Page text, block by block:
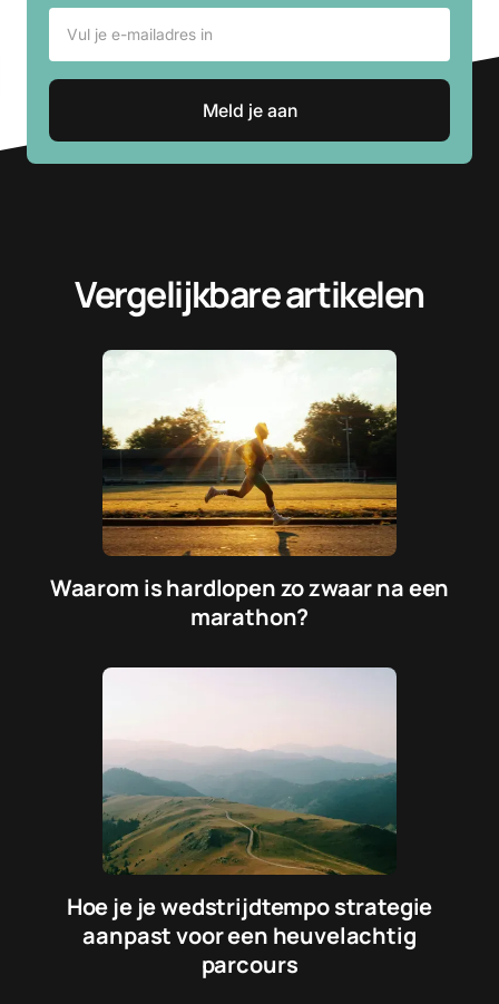
Vergelijkbare artikelen
Waarom is hardlopen zo zwaar na een
marathon?
Hoe je je wedstrijdtempo strategie
aanpast voor een heuvelachtig
parcours